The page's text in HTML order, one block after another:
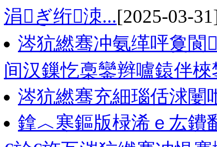
涓ぎ绗洓...[2025-03-
涔犺繎骞冲氨缂呯敻閬
间汉鏁忔槀鑾辫嚧鎱伴
涔犺繎骞充細瑙佸浗闄
鎿︿寒鏂版椂浠ｅ厷鐨